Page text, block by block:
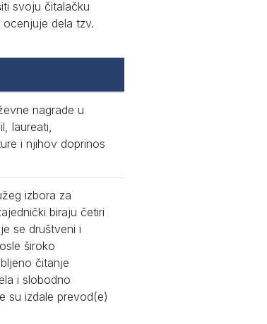
svoju čitalačku
dela tzv.
nagrade u
laureati,
i njihov doprinos
izbora za
biraju četiri
se društveni i
široko
čitanje
i slobodno
su izdale prevod(e)